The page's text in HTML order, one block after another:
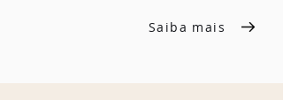
Saiba mais